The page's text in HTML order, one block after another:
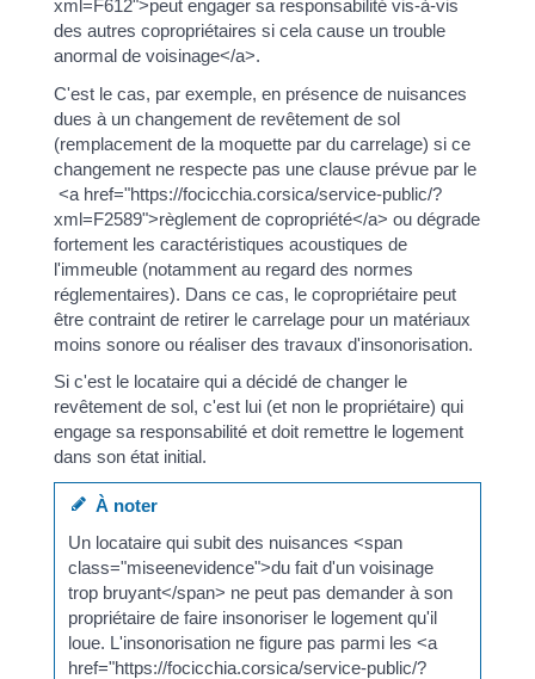
xml=F612">peut engager sa responsabilité vis-à-vis
des autres copropriétaires si cela cause un trouble
anormal de voisinage</a>.
C'est le cas, par exemple, en présence de nuisances
dues à un changement de revêtement de sol
(remplacement de la moquette par du carrelage) si ce
changement ne respecte pas une clause prévue par le
<a href="https://focicchia.corsica/service-public/?
xml=F2589">règlement de copropriété</a> ou dégrade
fortement les caractéristiques acoustiques de
l'immeuble (notamment au regard des normes
réglementaires). Dans ce cas, le copropriétaire peut
être contraint de retirer le carrelage pour un matériaux
moins sonore ou réaliser des travaux d'insonorisation.
Si c'est le locataire qui a décidé de changer le
revêtement de sol, c'est lui (et non le propriétaire) qui
engage sa responsabilité et doit remettre le logement
dans son état initial.
À noter
Un locataire qui subit des nuisances <span
class="miseenevidence">du fait d'un voisinage
trop bruyant</span> ne peut pas demander à son
propriétaire de faire insonoriser le logement qu'il
loue. L'insonorisation ne figure pas parmi les <a
href="https://focicchia.corsica/service-public/?